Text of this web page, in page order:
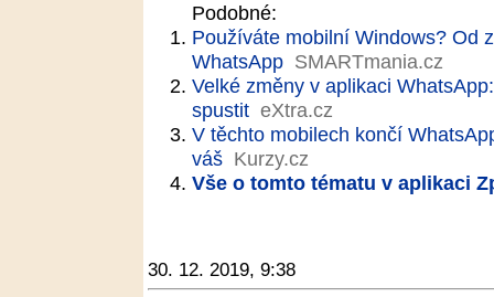
Podobné:
Používáte mobilní Windows? Od
WhatsApp SMARTmania.cz
Velké změny v aplikaci
spustit eXtra.cz
V těchto mobilech končí
váš Kurzy.cz
Vše o tomto tématu v aplikaci
30. 12. 2019, 9:38